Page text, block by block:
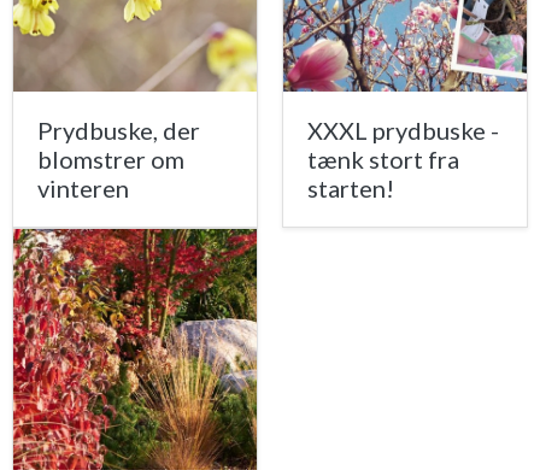
Prydbuske, der
blomstrer om
vinteren
XXXL prydbuske -
tænk stort fra
starten!